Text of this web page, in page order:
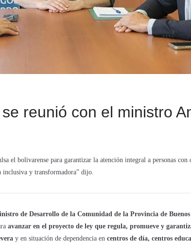
reunió con el ministro
el bolivarense para garantizar la atención integral a personas con
inclusiva y transformadora” dijo.
de Desarrollo de la Comunidad de la Provincia de
avanzar en el proyecto de ley que regula, promueve y
y en situación de dependencia en centros de día, centros